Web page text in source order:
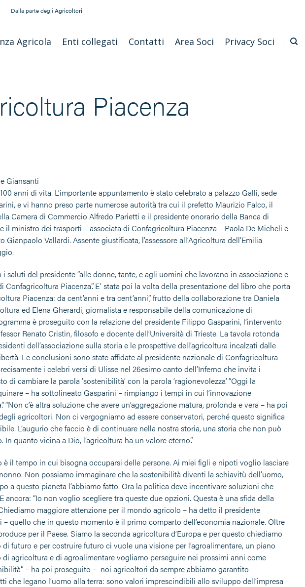
Dalla parte degli Agricoltori
Agricola Enti collegati Contatti Area Soci Privacy Soci
Piacenza
Giansanti
anni di vita. L’importante appuntamento è stato celebrato a palazzo Galli, sede
e vi hanno preso parte numerose autorità tra cui il prefetto Maurizio Falco, il
Camera di Commercio Alfredo Parietti e il presidente onorario della Banca di
il ministro dei trasporti – associata di Confagricoltura Piacenza – Paola De Micheli e
Vallardi. Assente giustificata, l’assessore all’Agricoltura dell’Emilia
saluti del presidente “alle donne, tante, e agli uomini che lavorano in associazione e
Piacenza”. E’ stata poi la volta della presentazione del libro che porta
Piacenza: da cent’anni e tra cent’anni”, frutto della collaborazione tra Daniela
ed Elena Gherardi, giornalista e responsabile della comunicazione di
è proseguito con la relazione del presidente Filippo Gasparini, l’intervento
Renato Cristin, filosofo e docente dell’Università di Trieste. La tavola rotonda
dell’associazione sulla storia e le prospettive dell’agricoltura incalzati dalle
Le conclusioni sono state affidate al presidente nazionale di Confagricoltura
i celebri versi di Ulisse nel 26esimo canto dell’Inferno che invita i
di cambiare la parola ‘sostenibilità’ con la parola ‘ragionevolezza’. “Oggi la
– ha sottolineato Gasparini – rimpiango i tempi in cui l’innovazione
c’è altra soluzione che avere un’aggregazione matura, profonda e vera – ha poi
agricoltori. Non ci vergogniamo ad essere conservatori, perché questo significa
L’augurio che faccio è di continuare nella nostra storia, una storia che non può
quanto vicina a Dio, l’agricoltura ha un valore eterno”.
il tempo in cui bisogna occuparsi delle persone. Ai miei figli e nipoti voglio lasciare
Non possiamo immaginare che la sostenibilità diventi la schiavitù dell’uomo,
a questo pianeta l’abbiamo fatto. Ora la politica deve incentivare soluzioni che
“Io non voglio scegliere tra queste due opzioni. Questa è una sfida della
maggiore attenzione per il mondo agricolo – ha detto il presidente
quello che in questo momento è il primo comparto dell’economia nazionale. Oltre
per il Paese. Siamo la seconda agricoltura d’Europa e per questo chiediamo
futuro e per costruire futuro ci vuole una visione per l’agroalimentare, un piano
agricoltura e di agroalimentare vogliamo perseguire nei prossimi anni come
– ha poi proseguito – noi agricoltori da sempre abbiamo garantito
che legano l’uomo alla terra: sono valori imprescindibili allo sviluppo dell’impresa